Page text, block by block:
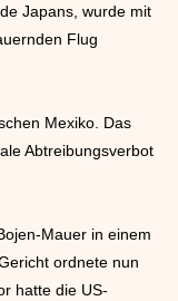
Japans, wurde mit
Flug
Mexiko. Das
Abtreibungsverbot
Mauer in einem
ordnete nun
hatte die US-